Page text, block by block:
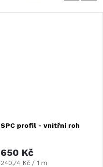
SPC profil - vnitřní roh
650 Kč
Měrná
240,74 Kč / 1 m